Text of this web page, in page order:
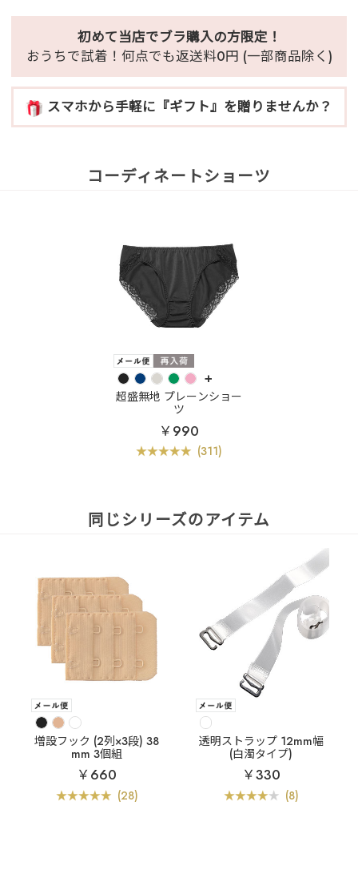
初めて当店でブラ購入の方限定！
おうちで試着！何点でも返送料0円 (一部商品除く)
スマホから手軽に『ギフト』を贈りませんか？
コーディネートショーツ
+
超盛無地 プレーンショー
ツ
￥990
(311)
同じシリーズのアイテム
増設フック (2列×3段) 38
mm 3個組
￥660
(28)
透明ストラップ 12mm幅
(白濁タイプ)
￥330
(8)